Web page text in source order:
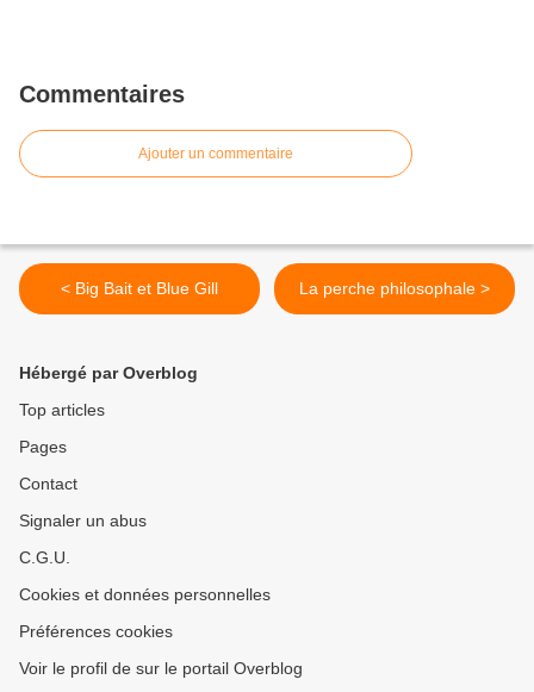
Commentaires
Ajouter un commentaire
< Big Bait et Blue Gill La perche philosophale >
Hébergé par Overblog
Top articles
Pages
Contact
Signaler un abus
C.G.U.
Cookies et données personnelles
Préférences cookies
Voir le profil de sur le portail Overblog